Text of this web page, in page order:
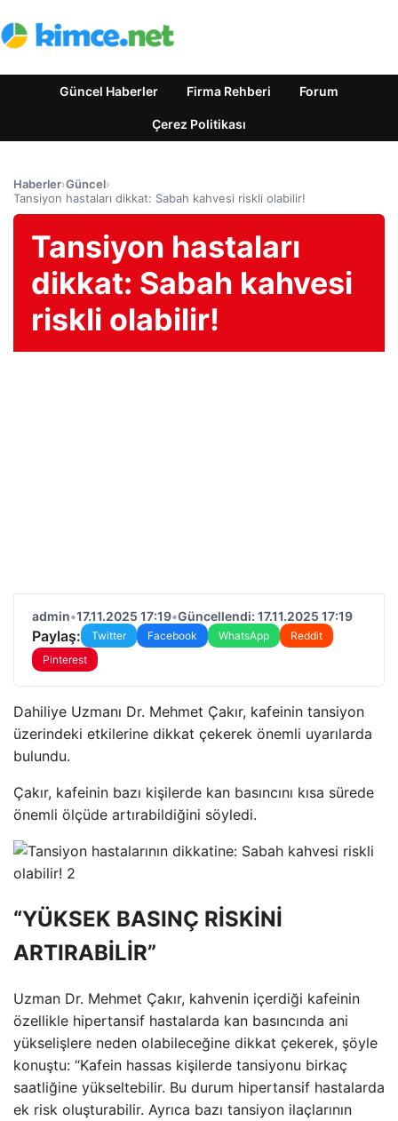
Güncel Haberler Firma Rehberi Forum
Çerez Politikası
Haberler›Güncel›
Tansiyon hastaları dikkat: Sabah kahvesi riskli olabilir!
Tansiyon hastaları
dikkat: Sabah kahvesi
riskli olabilir!
admin•17.11.2025 17:19•Güncellendi: 17.11.2025 17:19
Paylaş: Twitter Facebook WhatsApp
Reddit
Pinterest
Dahiliye Uzmanı Dr. Mehmet Çakır, kafeinin tansiyon
üzerindeki etkilerine dikkat çekerek önemli uyarılarda
bulundu.
Çakır, kafeinin bazı kişilerde kan basıncını kısa sürede
önemli ölçüde artırabildiğini söyledi.
“YÜKSEK BASINÇ RİSKİNİ
ARTIRABİLİR”
Uzman Dr. Mehmet Çakır, kahvenin içerdiği kafeinin
özellikle hipertansif hastalarda kan basıncında ani
yükselişlere neden olabileceğine dikkat çekerek, şöyle
konuştu: “Kafein hassas kişilerde tansiyonu birkaç
saatliğine yükseltebilir. Bu durum hipertansif hastalarda
ek risk oluşturabilir. Ayrıca bazı tansiyon ilaçlarının